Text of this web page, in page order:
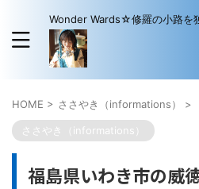
Wonder Wards☆修羅の小路を
HOME > ささやき（informations） >
ささやき（informations）
福島県いわき市の威